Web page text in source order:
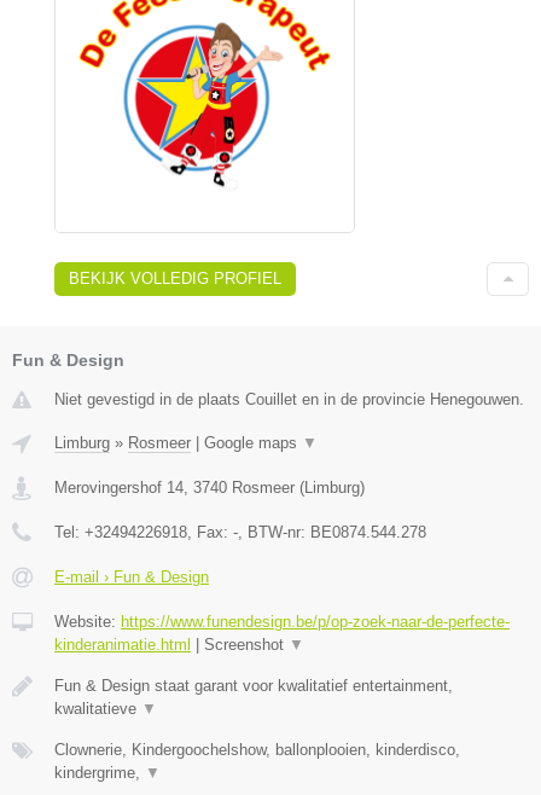
BEKIJK VOLLEDIG PROFIEL
Fun & Design
Niet gevestigd in de plaats Couillet en in de provincie Henegouwen.
Limburg » Rosmeer | Google maps ▼
Merovingershof 14 3740 Rosmeer (Limburg)
Tel: +32494226918 , Fax: - , BTW-nr: BE0874.544.278
E-mail › Fun & Design
Website: https://www.funendesign.be/p/op-zoek-naar-de-perfecte-
kinderanimatie.html | Screenshot ▼
Fun & Design staat garant voor kwalitatief entertainment,
kwalitatieve ▼
Clownerie, Kindergoochelshow, ballonplooien, kinderdisco,
kindergrime,
▼